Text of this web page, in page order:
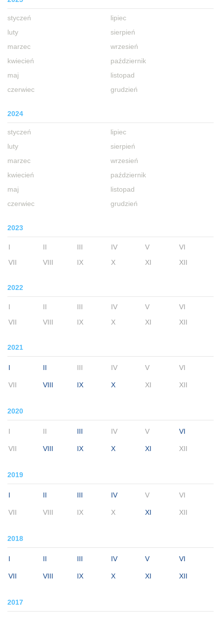
styczeń
luty
marzec
kwiecień
maj
czerwiec
lipiec
sierpień
wrzesień
październik
listopad
grudzień
2024
styczeń
luty
marzec
kwiecień
maj
czerwiec
lipiec
sierpień
wrzesień
październik
listopad
grudzień
2023
I II III IV V
VI
VII
VIII IX X XI XII
2022
I II III IV V
VI
VII
VIII IX X XI XII
2021
I II III IV V VI
VII VIII IX X XI XII
2020
I II III IV V VI
VII VIII IX X XI XII
2019
I II III IV V VI
VII VIII IX X XI XII
2018
I II III IV V VI
VII VIII IX X XI XII
2017